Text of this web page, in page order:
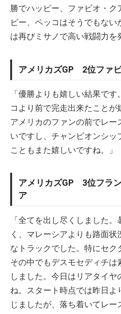
勝でハッピー、ファビオ・ク
ピー、ペッコはそうでもない
は再びミサノで高い戦闘力を
アメリカズGP 2位ファ
「優勝よりも嬉しい結果で
コより前で完走出来たことが
アメリカのファンの前でレー
いですし、チャンピオンシッ
こともまた嬉しいですね。」
アメリカズGP 3位フラ
ア
「全てを出し尽くしました
く、マレーシアよりも路面
なトラックでした。特にセク
その中でもデスモセディチは
しました。今日はリアタイヤ
ね。スタート時点では昨日よ
じましたが、落ち着いてレー